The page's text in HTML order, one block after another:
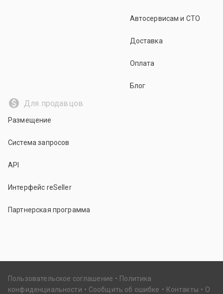
Автосервисам и СТО
Доставка
Оплата
Блог
Для продавцов
Размещение
Система запросов
API
Интерфейс reSeller
Партнерская программа
Пользовательское соглашение
Политика
конфиденциальности
Сообщить об ошибке Контакты О